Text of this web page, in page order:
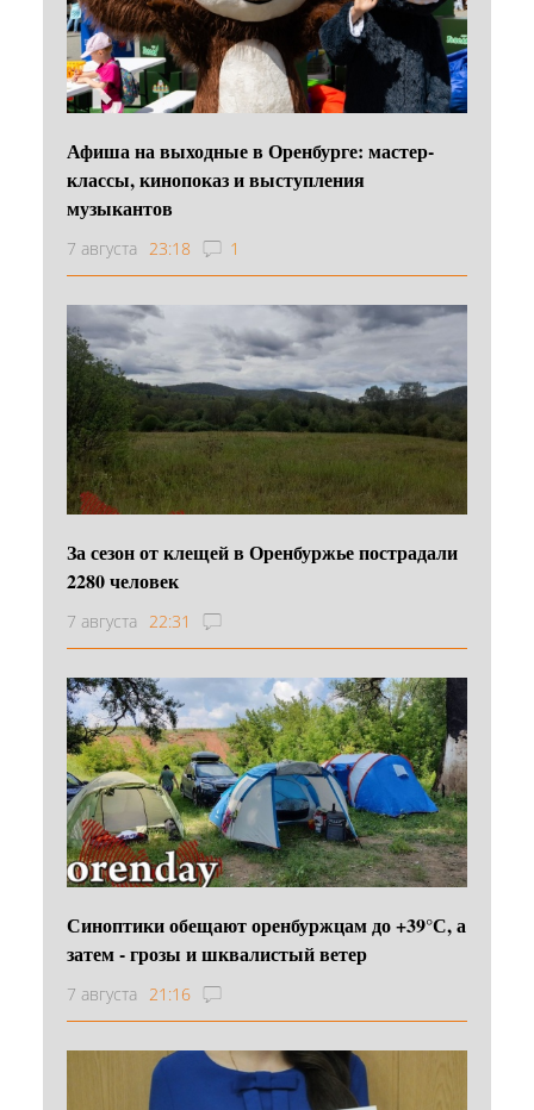
Афиша на выходные в Оренбурге: мастер-
классы, кинопоказ и выступления
музыкантов
7 августа 23:18 1
За сезон от клещей в Оренбуржье пострадали
2280 человек
7 августа 22:31
Синоптики обещают оренбуржцам до +39°С, а
затем - грозы и шквалистый ветер
7 августа 21:16